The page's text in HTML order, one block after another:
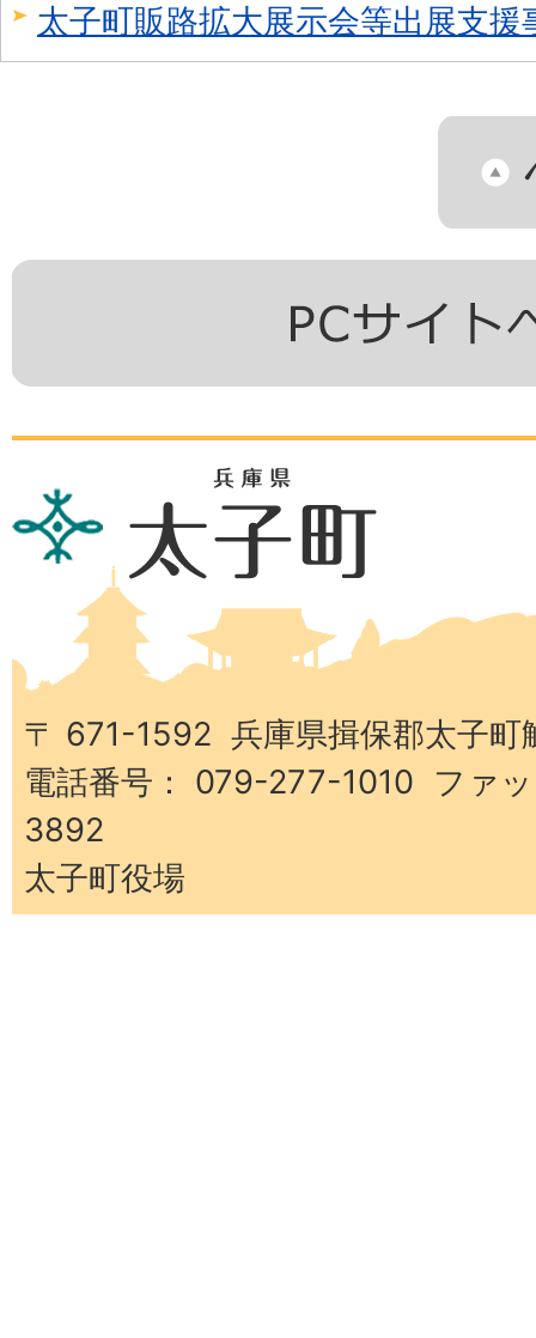
太子町販路拡大展示会等出展支援
兵
庫
子
町
〒 671-1592 兵庫県揖保郡太子町
電話番号： 079-277-1010 ファ
3892
太子町役場